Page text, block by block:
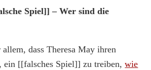
Spiel]] – Wer sind die
dass Theresa May ihren
ein [[falsches Spiel]] zu treiben,wie